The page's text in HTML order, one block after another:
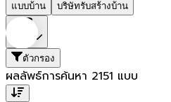
แบบบ้าน บริษัทรับสร้างบ้าน
ตัวกรอง
ผลลัพธ์การค้นหา 2151 แบบ